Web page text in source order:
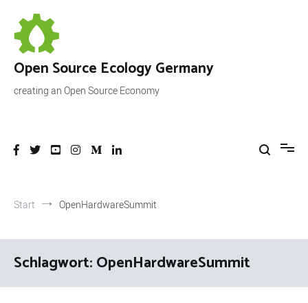
Inhalt
springen
Open Source Ecology Germany
creating an Open Source Economy
Start OpenHardwareSummit
Schlagwort:OpenHardwareSummit